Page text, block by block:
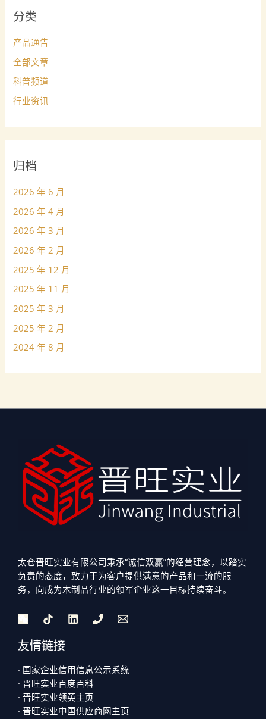
分类
产品通告
全部文章
科普频道
行业资讯
归档
2026 年 6 月
2026 年 4 月
2026 年 3 月
2026 年 2 月
2025 年 12 月
2025 年 11 月
2025 年 3 月
2025 年 2 月
2024 年 8 月
太仓晋旺实业有限公司秉承“诚信双赢”的经营理念，以踏实
负责的态度，致力于为客户提供满意的产品和一流的服
务，向成为木制品行业的领军企业这一目标持续奋斗。
友情链接
· 国家企业信用信息公示系统
· 晋旺实业百度百科
· 晋旺实业领英主页
· 晋旺实业中国供应商网主页